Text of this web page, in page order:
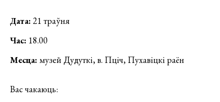
Дата: 21 траўня
Час: 18.00
Месца: музей Дудуткі, в. Пціч, Пухавіцкі раён
Вас чакаюць: